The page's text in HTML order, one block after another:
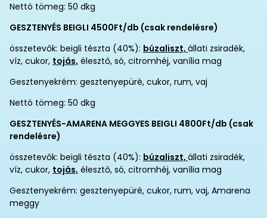
Nettó tömeg: 50 dkg
GESZTENYÉS BEIGLI 4500Ft/db (csak rendelésre)
összetevők: beigli tészta (40%): búzaliszt, állati zsiradék,
víz, cukor, tojás, élesztő, só, citromhéj, vanília mag
Gesztenyekrém: gesztenyepüré, cukor, rum, vaj
Nettó tömeg: 50 dkg
GESZTENYÉS-AMARENA MEGGYES BEIGLI 4800Ft/db (csak
rendelésre)
összetevők: beigli tészta (40%): búzaliszt, állati zsiradék,
víz, cukor, tojás, élesztő, só, citromhéj, vanília mag
Gesztenyekrém: gesztenyepüré, cukor, rum, vaj, Amarena
meggy